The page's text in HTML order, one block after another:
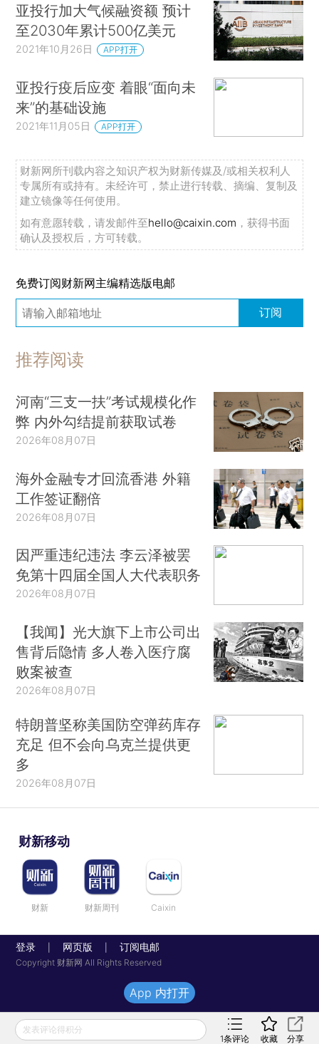
亚投行加大气候融资额 预计
至2030年累计500亿美元
2021年10月26日 APP打开
亚投行疫后应变 着眼“面向未
来”的基础设施
2021年11月05日 APP打开
财新网所刊载内容之知识产权为财新传媒及/或相关权利人
专属所有或持有。未经许可，禁止进行转载、摘编、复制及
建立镜像等任何使用。
如有意愿转载，请发邮件至hello@caixin.com ，获得书面
确认及授权后，方可转载。
免费订阅财新网主编精选版电邮
订阅
推荐阅读
河南“三支一扶”考试规模化作
弊 内外勾结提前获取试卷
2026年08月07日
海外金融专才回流香港 外籍
工作签证翻倍
2026年08月07日
因严重违纪违法 李云泽被罢
免第十四届全国人大代表职务
2026年08月07日
【我闻】光大旗下上市公司出
售背后隐情 多人卷入医疗腐
败案被查
2026年08月07日
特朗普坚称美国防空弹药库存
充足 但不会向乌克兰提供更
多
2026年08月07日
财新移动
财新 财新周刊 Caixin
登录 网页版 订阅电邮
Copyright 财新网 All Rights Reserved
发表评论得积分
1条评论 收藏 分享
App 内打开